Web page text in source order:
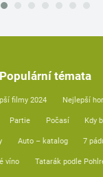
Populární témata
filmy 2024 Nejlepší
Partie Počasí Kdy
Auto – katalog 7
víno Tatarák podle